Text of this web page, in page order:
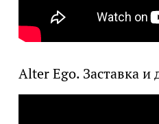
Alter Ego. Заставка